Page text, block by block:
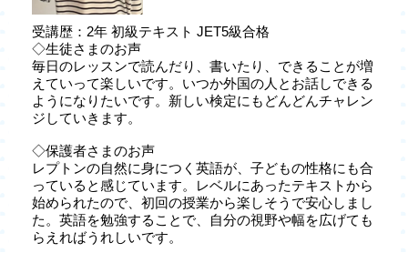
受講歴：2年 初級テキスト JET5級合格
◇生徒さまのお声
毎日のレッスンで読んだり、書いたり、できることが増
えていって楽しいです。いつか外国の人とお話しできる
ようになりたいです。新しい検定にもどんどんチャレン
ジしていきます。
◇保護者さまのお声
レプトンの自然に身につく英語が、子どもの性格にも合
っていると感じています。レベルにあったテキストから
始められたので、初回の授業から楽しそうで安心しまし
た。英語を勉強することで、自分の視野や幅を広げても
らえればうれしいです。